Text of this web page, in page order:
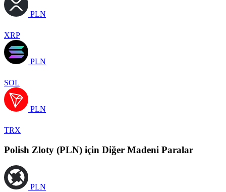
PLN
XRP
PLN
SOL
PLN
TRX
Polish Zloty (PLN) için Diğer Madeni Paralar
PLN